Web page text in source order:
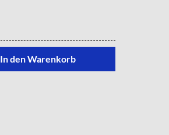
In den Warenkorb